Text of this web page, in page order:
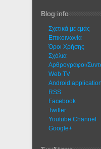
Blog info
Σχετικά με εμάς
Eπικοινωνία
Όροι Χρήσης
Σχόλια
Αρθρογράφοι/
Web TV
Android application
RSS
Facebook
Twitter
Youtube Channel
Google+